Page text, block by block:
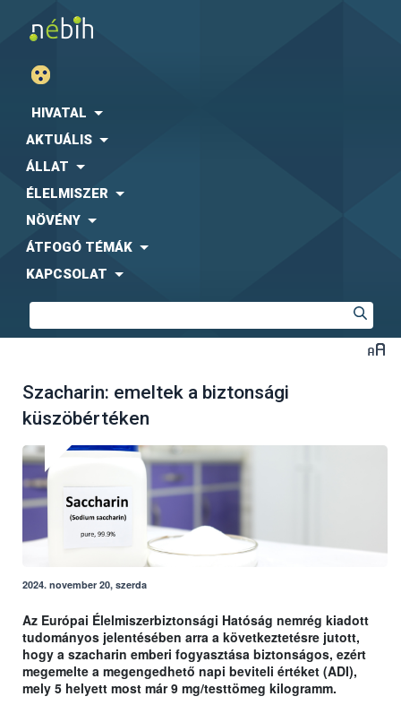
HIVATAL
AKTUÁLIS
ÁLLAT
ÉLELMISZER
NÖVÉNY
ÁTFOGÓ TÉMÁK
KAPCSOLAT
Szacharin: emeltek a biztonsági
küszöbértéken
2024. november 20, szerda
Az Európai Élelmiszerbiztonsági Hatóság nemrég kiadott
tudományos jelentésében arra a következtetésre jutott,
hogy a szacharin emberi fogyasztása biztonságos, ezért
megemelte a megengedhető napi beviteli értéket (ADI),
mely 5 helyett most már 9 mg/testtömeg kilogramm.